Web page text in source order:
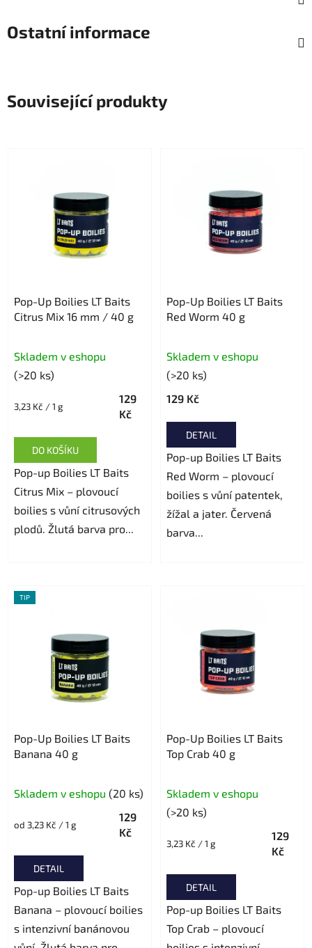
Ostatní informace
Související produkty
Pop-Up Boilies LT Baits
Citrus Mix 16 mm / 40 g
Skladem v eshopu
(>20 ks)
129
Kč
Měrná
3,23 Kč / 1 g
DO KOŠÍKU
Pop-up Boilies LT Baits
Citrus Mix – plovoucí
boilies s vůní citrusových
plodů. Žlutá barva pro...
Pop-Up Boilies LT Baits
Red Worm 40 g
Skladem v eshopu
(>20 ks)
129 Kč
DETAIL
Pop-up Boilies LT Baits
Red Worm – plovoucí
boilies s vůní patentek,
žížal a jater. Červená
barva...
TIP
Pop-Up Boilies LT Baits
Banana 40 g
Skladem v eshopu (20 ks)
129
Kč
Měrná
od 3,23 Kč / 1 g
DETAIL
Pop-up Boilies LT Baits
Banana – plovoucí boilies
s intenzivní banánovou
Pop-Up Boilies LT Baits
Top Crab 40 g
Skladem v eshopu
(>20 ks)
129
Kč
Měrná
3,23 Kč / 1 g
DETAIL
Pop-up Boilies LT Baits
Top Crab – plovoucí